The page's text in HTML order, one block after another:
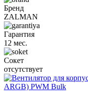
Бренд
ZALMAN
Гарантия
12 мес.
Сокет
отсутствует